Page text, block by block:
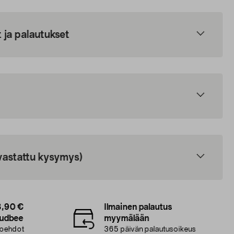
ja palautukset
kysymys)
€
Ilmainen palautus
myymälään
365 päivän palautusoikeus